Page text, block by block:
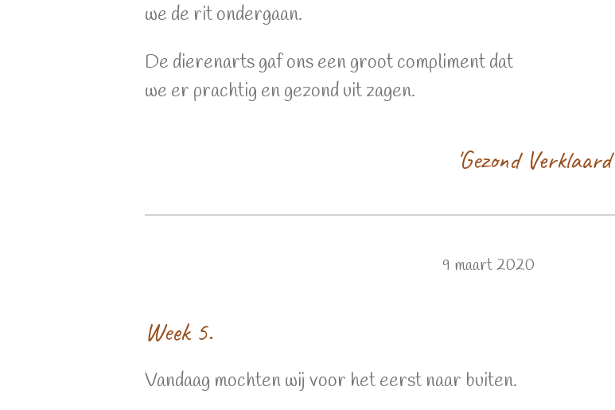
we de rit ondergaan.
De dierenarts gaf ons een groot compliment dat
we er prachtig en gezond uit zagen.
'Gezond Verklaard'
9 maart 2020
Week 5.
Vandaag mochten wij voor het eerst naar buiten.